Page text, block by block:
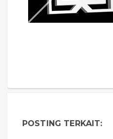
POSTING TERKAIT: